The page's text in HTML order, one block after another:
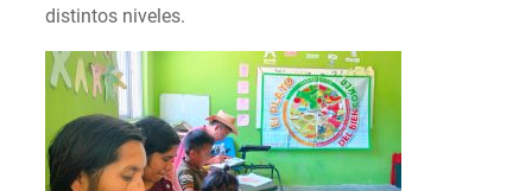
distintos niveles.